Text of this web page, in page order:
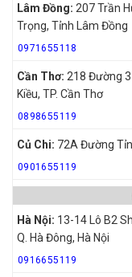
Lâm Đồng: 207 Trần
Trọng, Tỉnh Lâm Đồng
0971655118
Cần Thơ: 218 Đường
Kiều, TP. Cần Thơ
0898655119
Củ Chi: 72A Đường
0901655119
Hà Nội: 13-14 Lô B2
Q. Hà Đông, Hà Nội
0916655119